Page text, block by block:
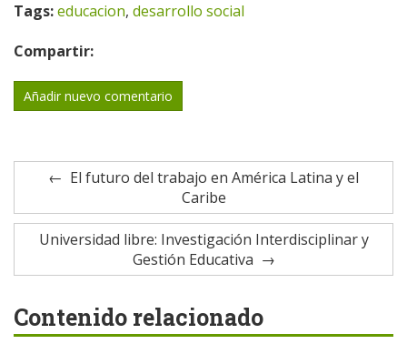
Tags:educacion, desarrollo social
Compartir:
Añadir nuevo comentario
El futuro del trabajo en América Latina y el
Caribe
Universidad libre: Investigación Interdisciplinar y
Gestión Educativa
Contenido relacionado